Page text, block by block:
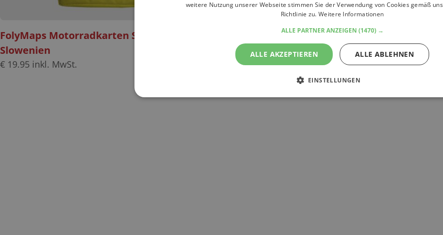
FolyMaps Motorradkarten Set Kroatien
Slowenien
€ 19.95 inkl. MwSt.
weitere Nutzung unserer Webseite stimmen Sie der Verwendung von Cookies gemäß
Richtlinie zu.Weitere Informationen
ALLE PARTNER ANZEIGEN (1470) →
ALLE AKZEPTIEREN ALLE ABLEHNEN
EINSTELLUNGEN